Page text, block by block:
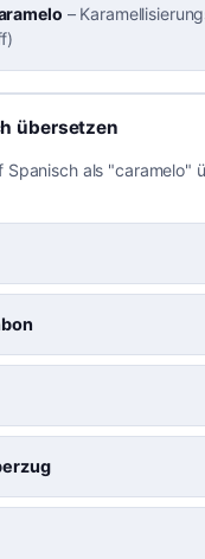
–
übersetzen
Spanisch als "caramelo"